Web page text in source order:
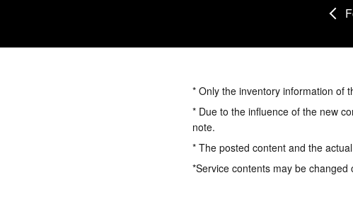
* Only the inventory information of
* Due to the influence of the new
note.
* The posted content and the
*Service contents may be